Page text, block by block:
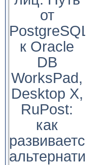
от
PostgreSQL
к Oracle
DB
WorksPad,
Desktop X,
RuPost:
как
развивается
альтернатива